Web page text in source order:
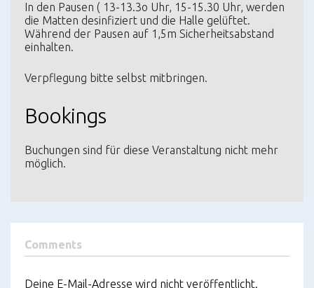
In den Pausen ( 13-13.3o Uhr, 15-15.30 Uhr, werden
die Matten desinfiziert und die Halle gelüftet.
Während der Pausen auf 1,5m Sicherheitsabstand
einhalten.
Verpflegung bitte selbst mitbringen.
Bookings
Buchungen sind für diese Veranstaltung nicht mehr
möglich.
Comments
Deine E-Mail-Adresse wird nicht veröffentlicht.